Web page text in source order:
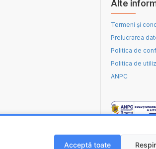
Acceptă toate
Alte
Termeni și
Prelucrarea
Politica de
Politica de
ANPC